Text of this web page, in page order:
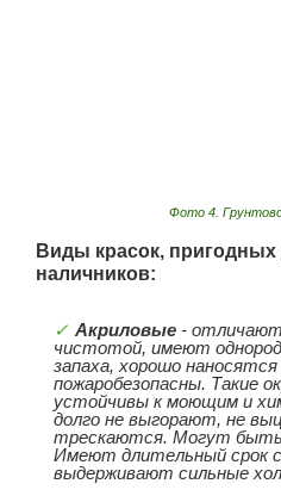
Фото 4.
Виды красок,
наличников:
Акриловые -
чистотой, имеют
запаха, хорошо
пожаробезопасны. Такие
устойчивы к моющим и
долго не выгорают, не
трескаются. Могут
Имеют длительный срок
выдерживают сильные